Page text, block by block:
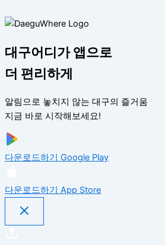
대구어디가 앱으로
더 편리하게
알림으로 놓치지 않는 대구의 즐거움
지금 바로 시작해보세요!
다운로드하기 Google Play
다운로드하기 App Store